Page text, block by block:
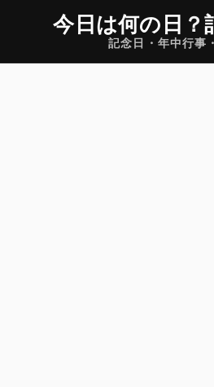
今日は何の日 ？
記念日・年中行事